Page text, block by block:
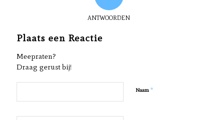
ANTWOORDEN
Plaats een Reactie
Meepraten?
Draag gerust bij!
Naam*